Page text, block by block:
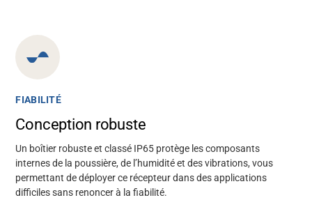
FIABILITÉ
Conception robuste
Un boîtier robuste et classé IP65 protège les composants
internes de la poussière, de l’humidité et des vibrations, vous
permettant de déployer ce récepteur dans des applications
difficiles sans renoncer à la fiabilité.